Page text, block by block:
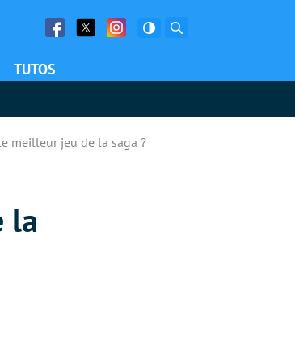
Facebook
Twitter Facebook
TUTOS
meilleur jeu de la saga ?
la